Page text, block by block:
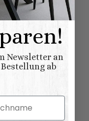
/ antik look
Newsletter an
ab